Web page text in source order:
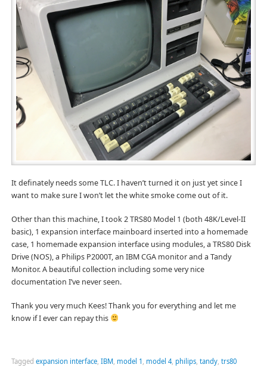
It definately needs some TLC. I haven’t turned it on just yet since I
want to make sure I won’t let the white smoke come out of it.
Other than this machine, I took 2 TRS80 Model 1 (both 48K/Level-II
basic), 1 expansion interface mainboard inserted into a homemade
case, 1 homemade expansion interface using modules, a TRS80 Disk
Drive (NOS), a Philips P2000T, an IBM CGA monitor and a Tandy
Monitor. A beautiful collection including some very nice
documentation I’ve never seen.
Thank you very much Kees! Thank you for everything and let me
know if I ever can repay this
Tagged expansion interface, IBM, model 1 , model 4, philips, tandy, trs80